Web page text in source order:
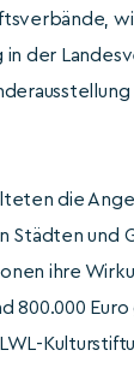
in der
die
Städten und
ihre
800.000